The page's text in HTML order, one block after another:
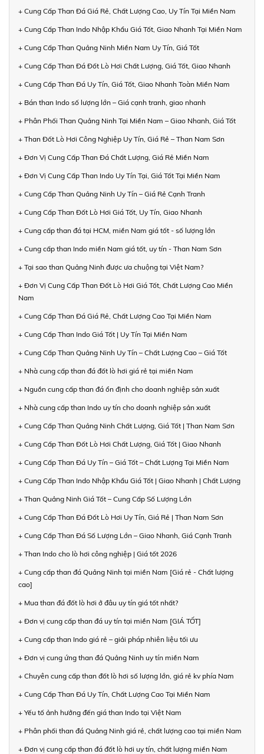
+ Cung Cấp Than Đá Giá Rẻ, Chất Lượng Cao, Uy Tín Tại Miền Nam
+ Cung Cấp Than Indo Nhập Khẩu Giá Tốt, Giao Nhanh Tại Miền Nam
+ Cung Cấp Than Quảng Ninh Miền Nam Uy Tín, Giá Tốt
+ Cung Cấp Than Đá Đốt Lò Hơi Chất Lượng, Giá Tốt, Giao Nhanh
+ Cung Cấp Than Đá Uy Tín, Giá Tốt, Giao Nhanh Toàn Miền Nam
+ Bán than Indo số lượng lớn – Giá cạnh tranh, giao nhanh
+ Phân Phối Than Quảng Ninh Tại Miền Nam – Giao Nhanh, Giá Tốt
+ Than Đốt Lò Hơi Công Nghiệp Uy Tín, Giá Rẻ – Than Nam Sơn
+ Đơn Vị Cung Cấp Than Đá Chất Lượng, Giá Rẻ Miền Nam
+ Đơn Vị Cung Cấp Than Indo Uy Tín Tại, Giá Tốt Tại Miền Nam
+ Cung Cấp Than Quảng Ninh Uy Tín – Giá Rẻ Cạnh Tranh
+ Cung Cấp Than Đốt Lò Hơi Giá Tốt, Uy Tín, Giao Nhanh
+ Cung cấp than đá tại HCM, miền Nam giá tốt - số lượng lớn
+ Cung cấp than Indo miền Nam giá tốt, uy tín - Than Nam Sơn
+ Tại sao than Quảng Ninh được ưa chuộng tại Việt Nam?
+ Đơn Vị Cung Cấp Than Đốt Lò Hơi Giá Tốt, Chất Lượng Cao Miền
Nam
+ Cung Cấp Than Đá Giá Rẻ, Chất Lượng Cao Tại Miền Nam
+ Cung Cấp Than Indo Giá Tốt | Uy Tín Tại Miền Nam
+ Cung Cấp Than Quảng Ninh Uy Tín – Chất Lượng Cao – Giá Tốt
+ Nhà cung cấp than đá đốt lò hơi giá rẻ tại miền Nam
+ Nguồn cung cấp than đá ổn định cho doanh nghiệp sản xuất
+ Nhà cung cấp than Indo uy tín cho doanh nghiệp sản xuất
+ Cung Cấp Than Quảng Ninh Chất Lượng, Giá Tốt | Than Nam Sơn
+ Cung Cấp Than Đốt Lò Hơi Chất Lượng, Giá Tốt | Giao Nhanh
+ Cung Cấp Than Đá Uy Tín – Giá Tốt – Chất Lượng Tại Miền Nam
+ Cung Cấp Than Indo Nhập Khẩu Giá Tốt | Giao Nhanh | Chất Lượng
+ Than Quảng Ninh Giá Tốt – Cung Cấp Số Lượng Lớn
+ Cung Cấp Than Đá Đốt Lò Hơi Uy Tín, Giá Rẻ | Than Nam Sơn
+ Cung Cấp Than Đá Số Lượng Lớn – Giao Nhanh, Giá Cạnh Tranh
+ Than Indo cho lò hơi công nghiệp | Giá tốt 2026
+ Cung cấp than đá Quảng Ninh tại miền Nam [Giá rẻ - Chất lượng
cao]
+ Mua than đá đốt lò hơi ở đâu uy tín giá tốt nhất?
+ Đơn vị cung cấp than đá uy tín tại miền Nam [GIÁ TỐT]
+ Cung cấp than Indo giá rẻ – giải pháp nhiên liệu tối ưu
+ Đơn vị cung ứng than đá Quảng Ninh uy tín miền Nam
+ Chuyên cung cấp than đốt lò hơi số lượng lớn, giá rẻ kv phía Nam
+ Cung Cấp Than Đá Uy Tín, Chất Lượng Cao Tại Miền Nam
+ Yếu tố ảnh hưởng đến giá than Indo tại Việt Nam
+ Phân phối than đá Quảng Ninh giá rẻ, chất lượng cao tại miền Nam
+ Đơn vị cung cấp than đá đốt lò hơi uy tín, chất lượng miền Nam